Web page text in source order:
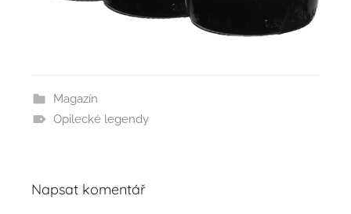
Magazín
Opilecké legendy
Napsat komentář